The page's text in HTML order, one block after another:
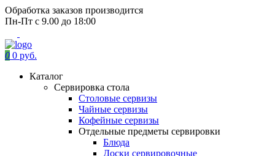
Обработка заказов производится
Пн-Пт с 9.00 до 18:00
0 0 руб.
Каталог
Сервировка стола
Столовые сервизы
Чайные сервизы
Кофейные сервизы
Отдельные предметы сервировки
Блюда
Доски сервировочные